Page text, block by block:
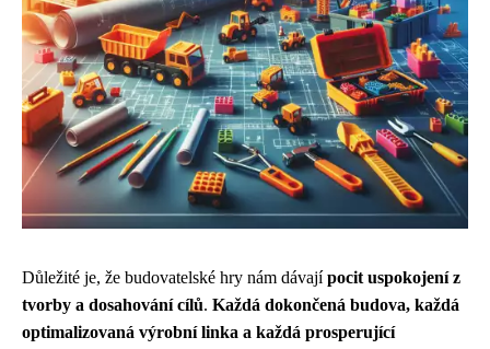
Důležité je, že budovatelské hry nám dávajípocit uspokojení z
tvorby a dosahování cílů. Každá dokončená budova, každá
optimalizovaná výrobní linka a každá prosperující